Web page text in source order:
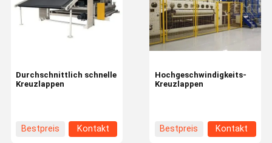
Hochgeschwindigkeits-
Kreuzlappen
Bestpreis Kontakt
Durchschnittlich schnelle
Kreuzlappen
Bestpreis Kontakt